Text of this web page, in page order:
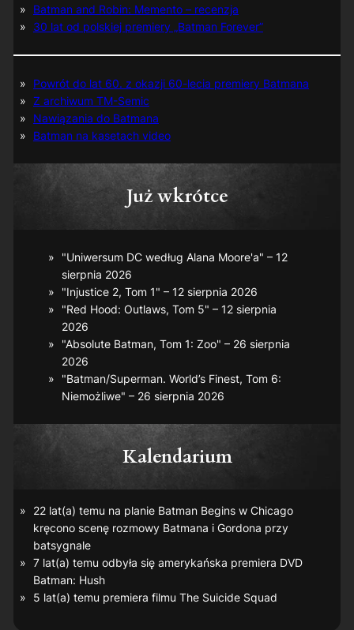
Batman and Robin: Memento – recenzja
30 lat od polskiej premiery „Batman Forever”
Powrót do lat 60. z okazji 60-lecia premiery Batmana
Z archiwum TM-Semic
Nawiązania do Batmana
Batman na kasetach video
Już wkrótce
"Uniwersum DC według Alana Moore'a" – 12
sierpnia 2026
"Injustice 2, Tom 1" – 12 sierpnia 2026
"Red Hood: Outlaws, Tom 5" – 12 sierpnia
2026
"Absolute Batman, Tom 1: Zoo" – 26 sierpnia
2026
"Batman/Superman. World’s Finest, Tom 6:
Niemożliwe" – 26 sierpnia 2026
Kalendarium
22 lat(a) temu na planie Batman Beginsw Chicago
kręcono scenę rozmowy Batmana i Gordona przy
batsygnale
7 lat(a) temu odbyła się amerykańska premiera DVD
Batman: Hush
5 lat(a) temu premiera filmu The Suicide Squad